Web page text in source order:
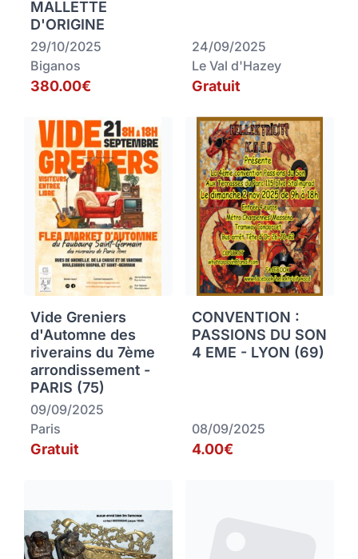
MALLETTE
D'ORIGINE
29/10/2025
Biganos
380.00€
24/09/2025
Le Val d'Hazey
Gratuit
Vide Greniers
d'Automne des
riverains du 7ème
arrondissement -
PARIS (75)
09/09/2025
Paris
Gratuit
CONVENTION :
PASSIONS DU SON
4 EME - LYON (69)
08/09/2025
4.00€